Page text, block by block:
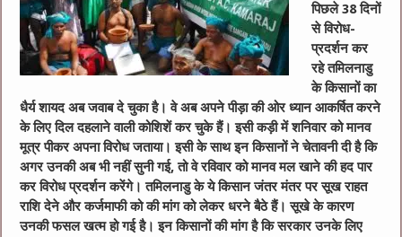
पिछले 38 दिनों
से विरोध-
प्रदर्शन कर
रहे तमिलनाडु
के किसानों का
धैर्य शायद अब जवाब दे चुका है। वे अब अपने पीड़ा की ओर ध्यान आकर्षित करने
के लिए दिल दहलाने वाली कोशिशें कर चुके हैं। इसी कड़ी में शनिवार को मानव
मूत्र पीकर अपना विरोध जताया। इसी के साथ इन किसानों ने चेतावनी दी है कि
अगर उनकी अब भी नहीं सुनी गई, तो वे रविवार को मानव मल खाने की हद पार
कर विरोध प्रदर्शन करेंगे। तमिलनाडु के ये किसान जंतर मंतर पर सूख राहत
राशि देने और कर्जमाफी को की मांग को लेकर धरने बैठे हैं। सूखे के कारण
उनकी फसल खत्म हो गई है। इन किसानों की मांग है कि सरकार उनके लिए